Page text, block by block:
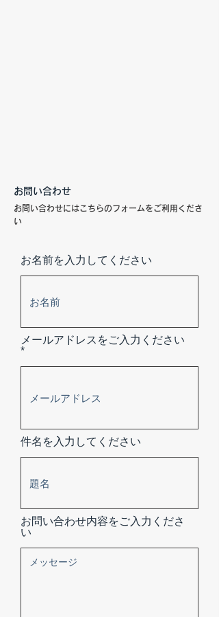
お問い合わせ
お問い合わせにはこちらのフォームをご利用くださ
い
お名前を入力してください
メールアドレスをご入力ください
件名を入力してください
お問い合わせ内容をご入力くださ
い